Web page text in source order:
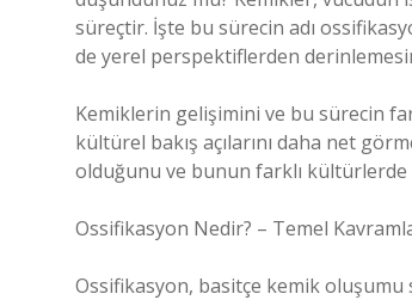
süreçtir. İşte bu sürecin adı
de yerel perspektiflerden
Kemiklerin gelişimini ve bu sürecin
kültürel bakış açılarını daha net
olduğunu ve bunun farklı kültürlerde
Ossifikasyon Nedir? – Temel
Ossifikasyon, basitçe kemik